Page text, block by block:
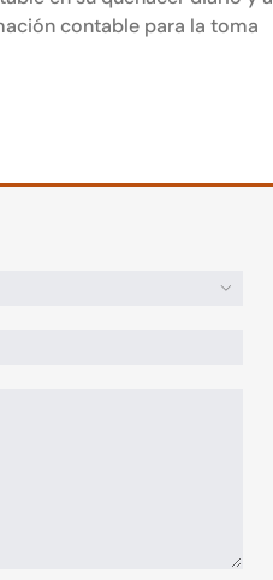
contable para la toma
